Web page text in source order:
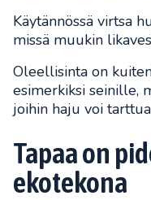
Käytännössä virtsa
missä muukin
Oleellisinta on
esimerkiksi seinille,
joihin haju voi
Tapaa on
ekotekona